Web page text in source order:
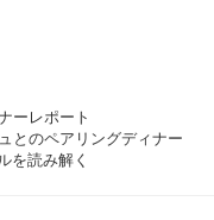
ーレポート
とのペアリングディナー
を読み解く